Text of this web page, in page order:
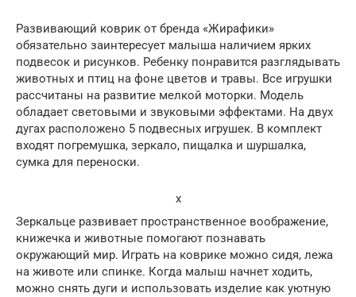
Развивающий коврик от бренда «Жирафики»
обязательно заинтересует малыша наличием ярких
подвесок и рисунков. Ребенку понравится разглядывать
животных и птиц на фоне цветов и травы. Все игрушки
рассчитаны на развитие мелкой моторки. Модель
обладает световыми и звуковыми эффектами. На двух
дугах расположено 5 подвесных игрушек. В комплект
входят погремушка, зеркало, пищалка и шуршалка,
сумка для переноски.
x
Зеркальце развивает пространственное воображение,
книжечка и животные помогают познавать
окружающий мир. Играть на коврике можно сидя, лежа
на животе или спинке. Когда малыш начнет ходить,
можно снять дуги и использовать изделие как уютную